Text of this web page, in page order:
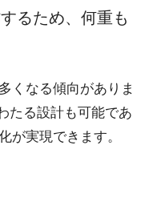
るため、何重も
くなる傾向がありま
たる設計も可能であ
が実現できます。